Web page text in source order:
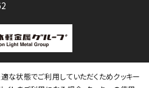
LTD. All rights Reserved.
な状態でご利用していただくためクッキー